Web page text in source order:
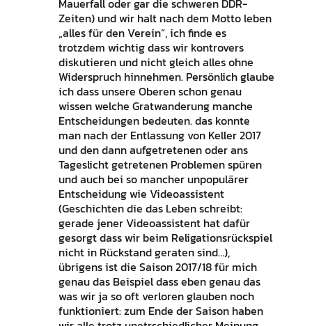
Mauerfall oder gar die schweren DDR-
Zeiten) und wir halt nach dem Motto leben
„alles für den Verein“, ich finde es
trotzdem wichtig dass wir kontrovers
diskutieren und nicht gleich alles ohne
Widerspruch hinnehmen. Persönlich glaube
ich dass unsere Oberen schon genau
wissen welche Gratwanderung manche
Entscheidungen bedeuten. das konnte
man nach der Entlassung von Keller 2017
und den dann aufgetretenen oder ans
Tageslicht getretenen Problemen spüren
und auch bei so mancher unpopulärer
Entscheidung wie Videoassistent
(Geschichten die das Leben schreibt:
gerade jener Videoassistent hat dafür
gesorgt dass wir beim Religationsrückspiel
nicht in Rückstand geraten sind…),
übrigens ist die Saison 2017/18 für mich
genau das Beispiel dass eben genau das
was wir ja so oft verloren glauben noch
funktioniert: zum Ende der Saison haben